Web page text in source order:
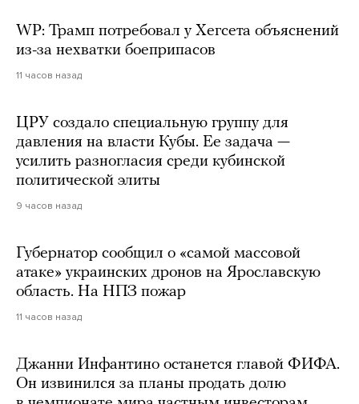
WP: Трамп потребовал у Хегсета объяснений
из-за нехватки боеприпасов
11 часов назад
ЦРУ создало специальную группу для
давления на власти Кубы. Ее задача —
усилить разногласия среди кубинской
политической элиты
9 часов назад
Губернатор сообщил о «самой массовой
атаке» украинских дронов на Ярославскую
область. На НПЗ пожар
11 часов назад
Джанни Инфантино останется главой ФИФА.
Он извинился за планы продать долю